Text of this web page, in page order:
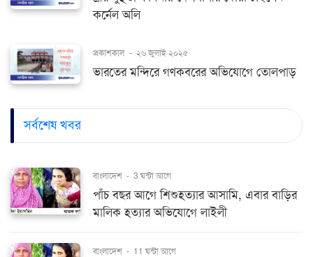
কর্নেল অলি
প্রকাশকাল - ২৬ জুলাই ২০২৫
ভারতের মন্দিরে গণকবরের অভিযোগে তোলপাড়
সর্বশেষ খবর
বাংলাদেশ - 3 ঘন্টা আগে
পাঁচ বছর আগে শিশুহত্যার আসামি, এবার বাড়ির
মালিক হত্যার অভিযোগে লাইলী
বাংলাদেশ - 11 ঘন্টা আগে